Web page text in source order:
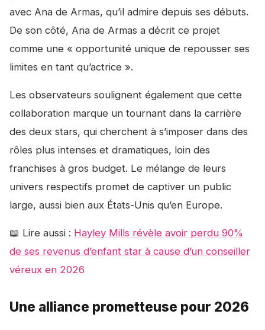
avec Ana de Armas, qu’il admire depuis ses débuts.
De son côté, Ana de Armas a décrit ce projet
comme une « opportunité unique de repousser ses
limites en tant qu’actrice ».
Les observateurs soulignent également que cette
collaboration marque un tournant dans la carrière
des deux stars, qui cherchent à s’imposer dans des
rôles plus intenses et dramatiques, loin des
franchises à gros budget. Le mélange de leurs
univers respectifs promet de captiver un public
large, aussi bien aux États-Unis qu’en Europe.
📖 Lire aussi : Hayley Mills révèle avoir perdu 90%
de ses revenus d’enfant star à cause d’un conseiller
véreux en 2026
Une alliance prometteuse pour 2026